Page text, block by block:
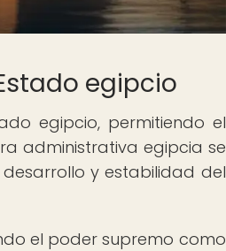
egipcio
egipcio, permitiendo el
administrativa egipcia se
y estabilidad del
el poder supremo como